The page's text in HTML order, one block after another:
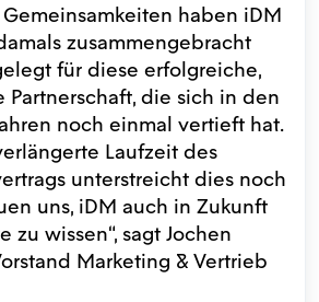
haben iDM
zusammengebracht
für diese erfolgreiche,
Partnerschaft, die sich in den
noch einmal vertieft hat.
Laufzeit des
unterstreicht dies noch
uns, iDM auch in Zukunft
zu wissen“, sagt Jochen
Marketing & Vertrieb